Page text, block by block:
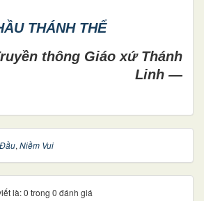
THÁNH THỂ
thông Giáo xứ Thánh
Linh —
, Niềm Vui
là: 0 trong 0 đánh giá